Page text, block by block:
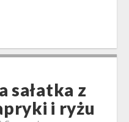
sałatka z
i ryżu